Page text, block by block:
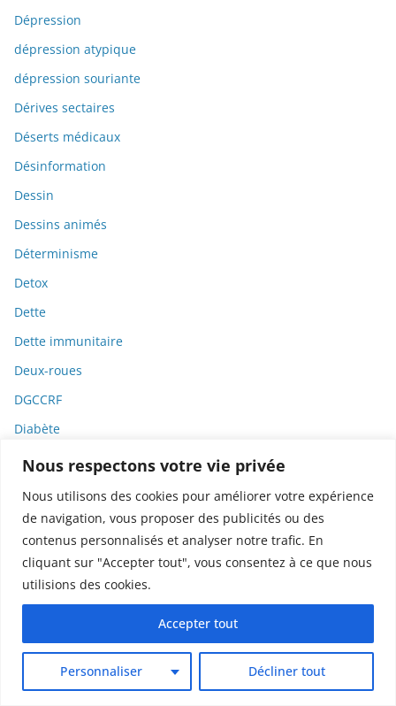
Nous respectons votre vie privée
Nous utilisons des cookies pour améliorer votre expérience
de navigation, vous proposer des publicités ou des
contenus personnalisés et analyser notre trafic. En
cliquant sur "Accepter tout", vous consentez à ce que nous
utilisions des cookies.
Personnaliser Décliner tout
Accepter tout
Dépression
dépression atypique
dépression souriante
Dérives sectaires
Déserts médicaux
Désinformation
Dessin
Dessins animés
Déterminisme
Detox
Dette
Dette immunitaire
Deux-roues
DGCCRF
Diabète
Diagnostic
Diététique
Diffamation
Dignité
Diplomatie
Doctolib